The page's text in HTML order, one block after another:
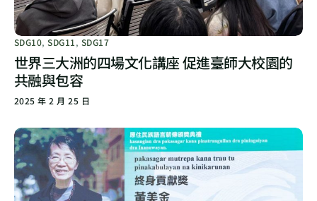
SDG10,SDG11, SDG17
世界三大洲的四場文化講座 促進臺師大校園的
共融與包容
2025 年 2 月 25 日